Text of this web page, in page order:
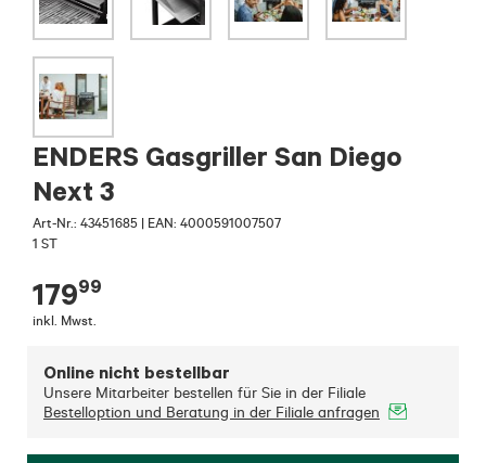
ENDERS Gasgriller San Diego
Next 3
Art-Nr.: 43451685 | EAN: 4000591007507
1 ST
17999
inkl. Mwst.
Online nicht bestellbar
Unsere Mitarbeiter bestellen für Sie in der Filiale
Bestelloption und Beratung in der Filiale anfragen